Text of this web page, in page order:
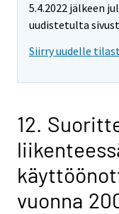
5.4.2022 jälkeen
uudistetulta
Siirry uudelle
12.
vuonna